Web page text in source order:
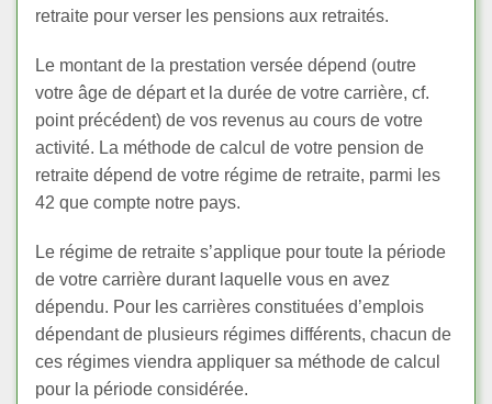
retraite pour verser les pensions aux retraités.
Le montant de la prestation versée dépend (outre
votre âge de départ et la durée de votre carrière, cf.
point précédent) de vos revenus au cours de votre
activité. La méthode de calcul de votre pension de
retraite dépend de votre régime de retraite, parmi les
42 que compte notre pays.
Le régime de retraite s’applique pour toute la période
de votre carrière durant laquelle vous en avez
dépendu. Pour les carrières constituées d’emplois
dépendant de plusieurs régimes différents, chacun de
ces régimes viendra appliquer sa méthode de calcul
pour la période considérée.